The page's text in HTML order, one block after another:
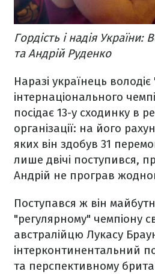
Гордість і надія
та Андрій Руденко
Наразі українець
інтернаціонального
посідає 13-у сходинку в
організації: на його
яких він здобув 31
лише двічі поступився,
Андрій не програв
Поступався ж він
"регулярному" чемпіону
австралійцю Лукасу
інтерконтинентальний
та перспективному